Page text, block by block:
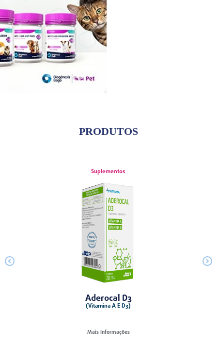
PRODUTOS
Suplementos
Aderocal D3
(Vitamina A E D3)
Mais Informações